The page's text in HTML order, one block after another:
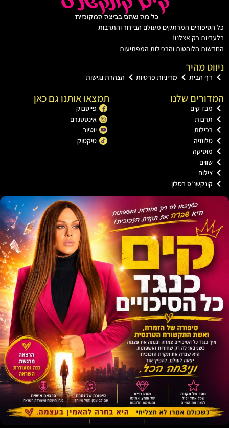
המרתקים מעולם הבידור והתרבות
רק אצלנו!
הלוהטות והרכילות המפתיעות
מהיר
הבית מדיניות פרטיות הצהרת נגישות
שלנו
קים
בסלון
תמצאו אותנו גם כאן
פייסבוק
אינסטגרם
יוטיוב
טיקטוק